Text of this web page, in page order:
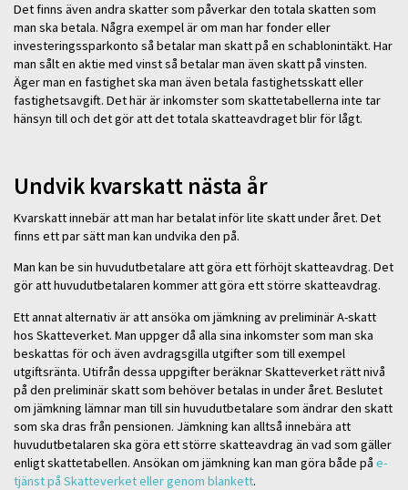
Det finns även andra skatter som påverkar den totala skatten som
man ska betala. Några exempel är om man har fonder eller
investeringssparkonto så betalar man skatt på en schablonintäkt. Har
man sålt en aktie med vinst så betalar man även skatt på vinsten.
Äger man en fastighet ska man även betala fastighetsskatt eller
fastighetsavgift. Det här är inkomster som skattetabellerna inte tar
hänsyn till och det gör att det totala skatteavdraget blir för lågt.
Undvik kvarskatt nästa år
Kvarskatt innebär att man har betalat inför lite skatt under året. Det
finns ett par sätt man kan undvika den på.
Man kan be sin huvudutbetalare att göra ett förhöjt skatteavdrag. Det
gör att huvudutbetalaren kommer att göra ett större skatteavdrag.
Ett annat alternativ är att ansöka om jämkning av preliminär A-skatt
hos Skatteverket. Man uppger då alla sina inkomster som man ska
beskattas för och även avdragsgilla utgifter som till exempel
utgiftsränta. Utifrån dessa uppgifter beräknar Skatteverket rätt nivå
på den preliminär skatt som behöver betalas in under året. Beslutet
om jämkning lämnar man till sin huvudutbetalare som ändrar den skatt
som ska dras från pensionen. Jämkning kan alltså innebära att
huvudutbetalaren ska göra ett större skatteavdrag än vad som gäller
enligt skattetabellen. Ansökan om jämkning kan man göra både på e-
tjänst på Skatteverket eller genom blankett.